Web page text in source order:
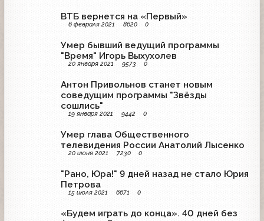
ВТБ вернется на «Первый»
6 февраля 2021 8620 0
Умер бывший ведущий программы
"Время" Игорь Выхухолев
20 января 2021 9573 0
Антон Привольнов станет новым
соведущим программы "Звёзды
сошлись"
19 января 2021 9442 0
Умер глава Общественного
телевидения России Анатолий Лысенко
20 июня 2021 7230 0
"Рано, Юра!" 9 дней назад не стало Юрия
Петрова
15 июля 2021 6671 0
«Будем играть до конца». 40 дней без